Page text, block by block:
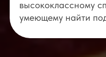
высококлассному
умеющему найти